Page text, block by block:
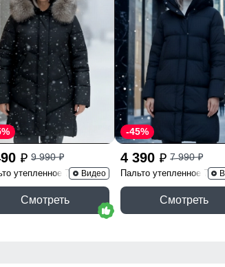
p 9 990p
утепленное 7745Ch
Видео
Смотреть
4 390 p 7 990p
-45%
Пальто утепленное
Смотреть